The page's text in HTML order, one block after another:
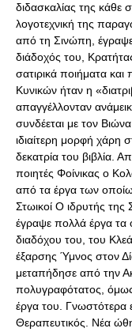
διδασκαλίας της κάθε
λογοτεχνική της
από τη Σινώπη,
διάδοχός του,
σατιρικά ποιήματα και
Κυνικών ήταν η
απαγγέλλονταν
συνδέεται με τον
ιδιαίτερη μορφή
δεκατρία του βιβλία.
ποιητές Φοίνικας ο
από τα έργα των
Στωικοί Ο ιδρυτής
έγραψε πολλά έργα τα
διαδόχου του, του
έξαρσης Ύμνος στον
μεταπήδησε από την
πολυγραφότατος,
έργα του. Γνωστότερα
Θεραπευτικός. Νέα